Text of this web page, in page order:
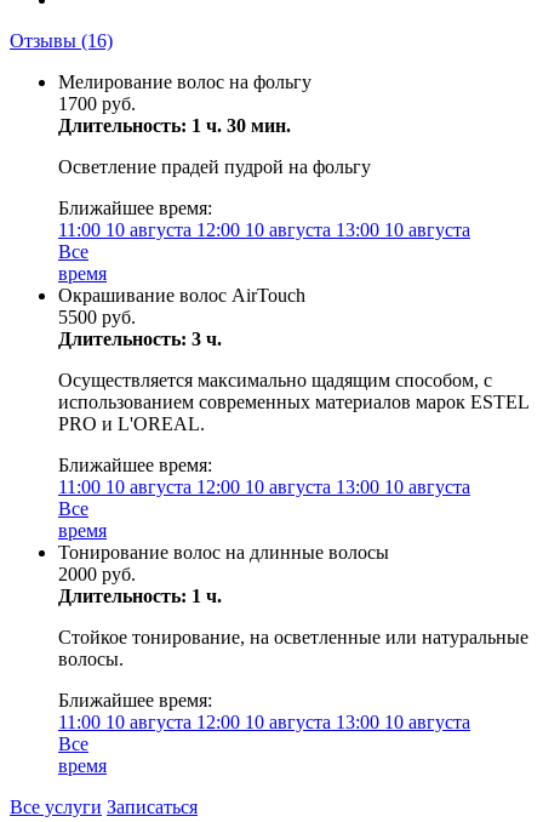
Отзывы (16)
Мелирование волос на фольгу
1700 руб.
Длительность: 1 ч. 30 мин.
Осветление прадей пудрой на фольгу
Ближайшее время:
11:00 10 августа 12:00 10 августа 13:00 10 августа
Все
время
Окрашивание волос AirTouch
5500 руб.
Длительность: 3 ч.
Осуществляется максимально щадящим способом, с
использованием современных материалов марок ESTEL
PRO и L'OREAL.
Ближайшее время:
11:00 10 августа 12:00 10 августа 13:00 10 августа
Все
время
Тонирование волос на длинные волосы
2000 руб.
Длительность: 1 ч.
Стойкое тонирование, на осветленные или натуральные
волосы.
Ближайшее время:
11:00 10 августа 12:00 10 августа 13:00 10 августа
Все
время
Все услуги Записаться